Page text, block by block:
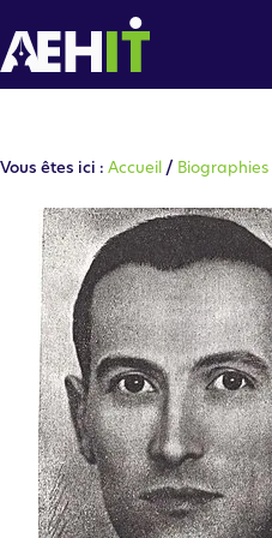
au
contenu
Vous êtes ici : Accueil / Biographies